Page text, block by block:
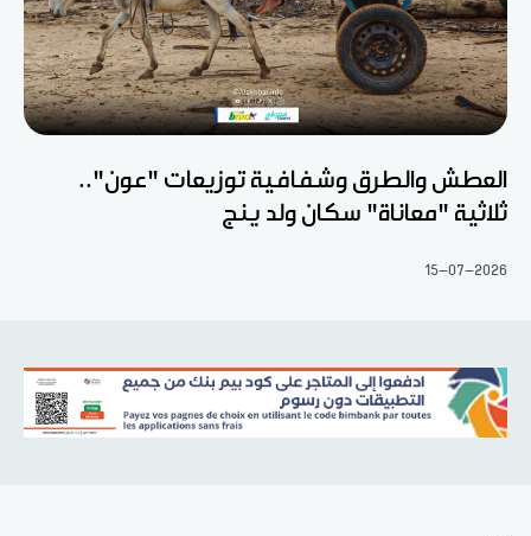
العطش والطرق وشفافية توزيعات "عون"..
ثلاثية "معاناة" سكان ولد ينج
15-07-2026